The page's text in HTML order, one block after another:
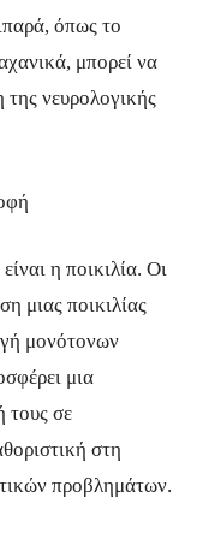
όπως το
μπορεί να
της νευρολογικής
η ποικιλία. Οι
μιας ποικιλίας
μονότονων
μια
τους σε
στη
προβλημάτων.